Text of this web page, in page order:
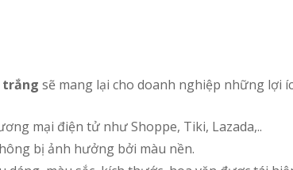
trắng sẽ mang lại cho doanh nghiệp những lợi
mại điện tử như Shoppe, Tiki, Lazada,..
bị ảnh hưởng bởi màu nền.